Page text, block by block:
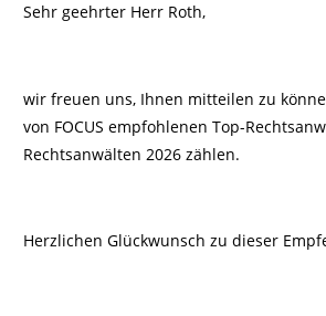
Sehr geehrter Herr Roth,
wir freuen uns, Ihnen mitteilen zu
von FOCUS empfohlenen Top-
Rechtsanwälten 2026 zählen.
Herzlichen Glückwunsch zu dieser